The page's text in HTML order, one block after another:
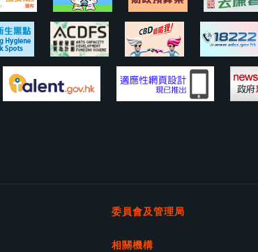
委員會及管理局
相關機構